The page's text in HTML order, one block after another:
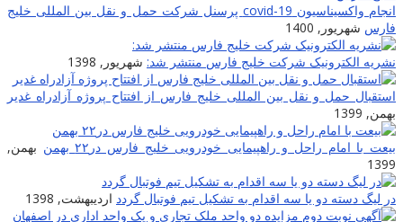
انجام واکسیناسیون covid-19 پرسنل شرکت حمل و نقل بین المللی خلیج
شهریور, 1400
الکترونیک شرکت خلیج فارس منتشر شد: شهریور, 1398
حمل و نقل بین المللی خلیج فارس از افتتاح پروژه آزادراه غدیر
1399
با امام راحل و راهپیمایی خودرویی خلیج فارس در۲۲ بهمن
بهمن,
لیگ دسته دو یا سه اقدام به تشکیل تیم فوتبال گردد اردیبهشت, 1398